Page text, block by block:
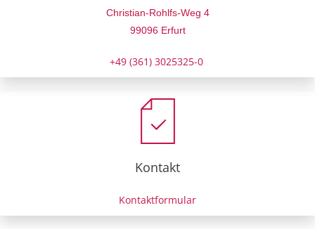
Christian-Rohlfs-Weg 4
99096 Erfurt
+49 (361) 3025325-0
Kontakt
Kontaktformular